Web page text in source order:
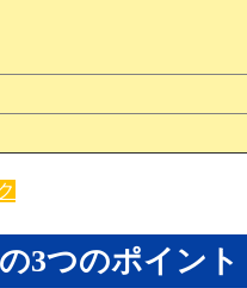
3つのポイント